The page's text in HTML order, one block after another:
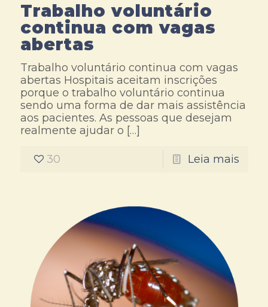
Trabalho voluntário
continua com vagas
abertas
Trabalho voluntário continua com vagas
abertas Hospitais aceitam inscrições
porque o trabalho voluntário continua
sendo uma forma de dar mais assistência
aos pacientes. As pessoas que desejam
realmente ajudar o […]
30 Leia mais